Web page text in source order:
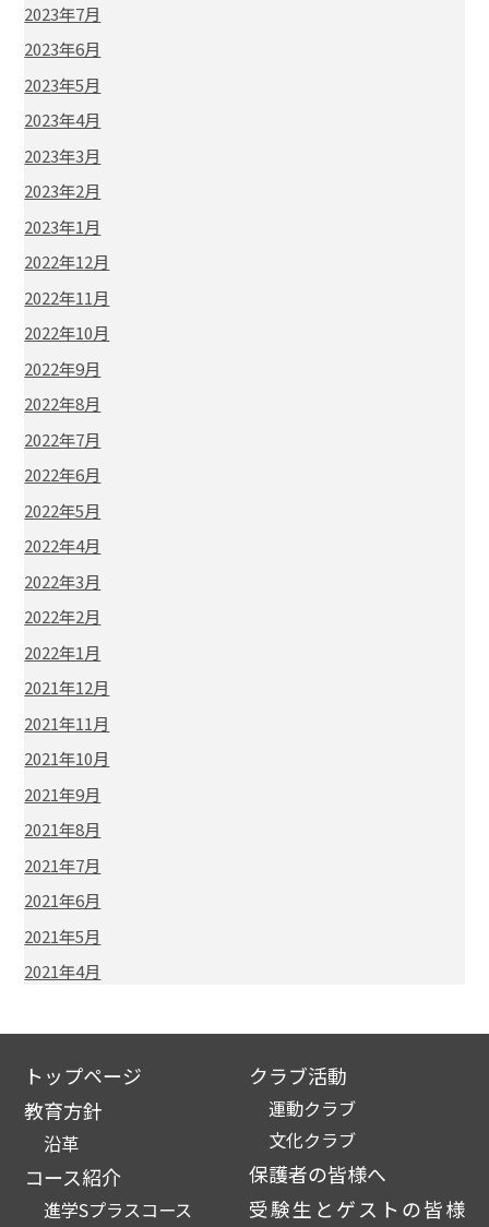
2023年7月
2023年6月
2023年5月
2023年4月
2023年3月
2023年2月
2023年1月
2022年12月
2022年11月
2022年10月
2022年9月
2022年8月
2022年7月
2022年6月
2022年5月
2022年4月
2022年3月
2022年2月
2022年1月
2021年12月
2021年11月
2021年10月
2021年9月
2021年8月
2021年7月
2021年6月
2021年5月
2021年4月
トップページ
教育方針
沿革
コース紹介
進学Sプラスコース
クラブ活動
運動クラブ
文化クラブ
保護者の皆様へ
受験生とゲストの皆様